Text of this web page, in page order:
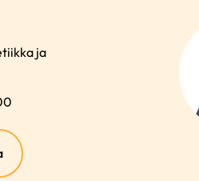
ja
(ulkoinen
linkki)